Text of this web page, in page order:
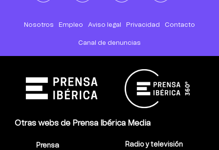
Nosotros Empleo Aviso legal Privacidad Contacto
Canal de denuncias
Otras webs de Prensa Ibérica Media
Prensa Radio y televisión